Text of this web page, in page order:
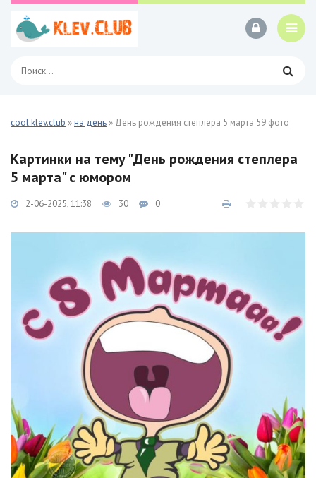
cool.klev.club »на день » День рождения степлера 5 марта 59 фото
Картинки на тему "День рождения степлера
5 марта" с юмором
2-06-2025, 11:38 30 0